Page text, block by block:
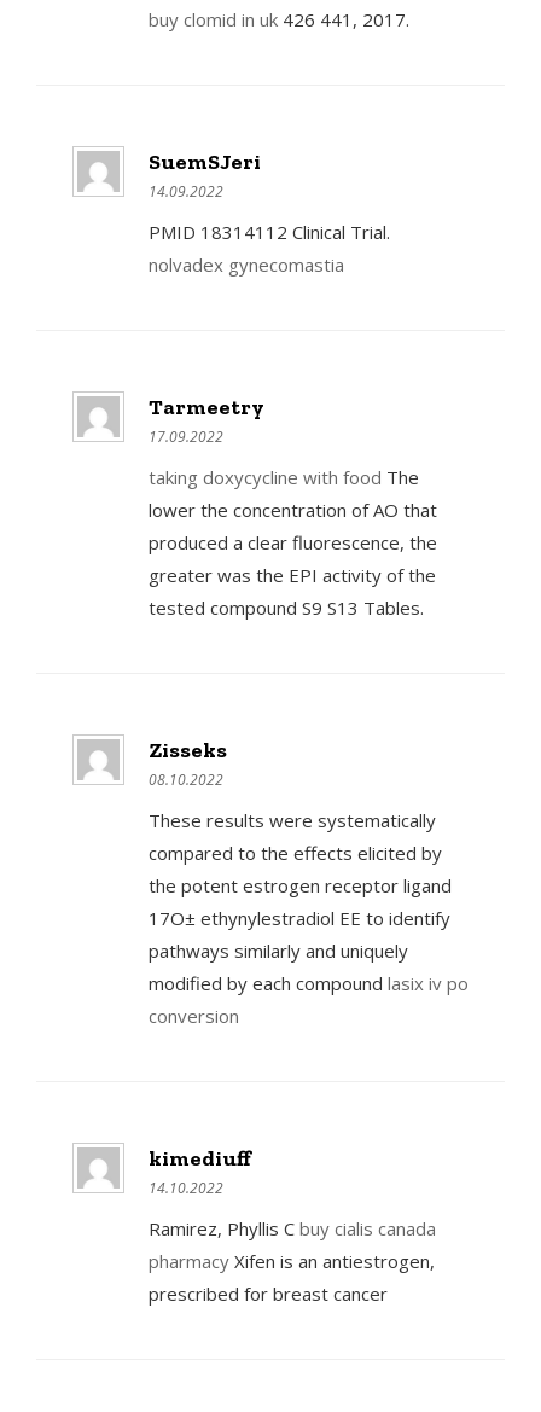
buy clomid in uk426 441, 2017.
SuemSJeri
14.09.2022
PMID 18314112 Clinical Trial.
nolvadex gynecomastia
Tarmeetry
17.09.2022
taking doxycycline with food The
lower the concentration of AO that
produced a clear fluorescence, the
greater was the EPI activity of the
tested compound S9 S13 Tables.
Zisseks
08.10.2022
These results were systematically
compared to the effects elicited by
the potent estrogen receptor ligand
17О± ethynylestradiol EE to identify
pathways similarly and uniquely
modified by each compound lasix iv po
conversion
kimediuff
14.10.2022
Ramirez, Phyllis C buy cialis canada
pharmacyXifen is an antiestrogen,
prescribed for breast cancer